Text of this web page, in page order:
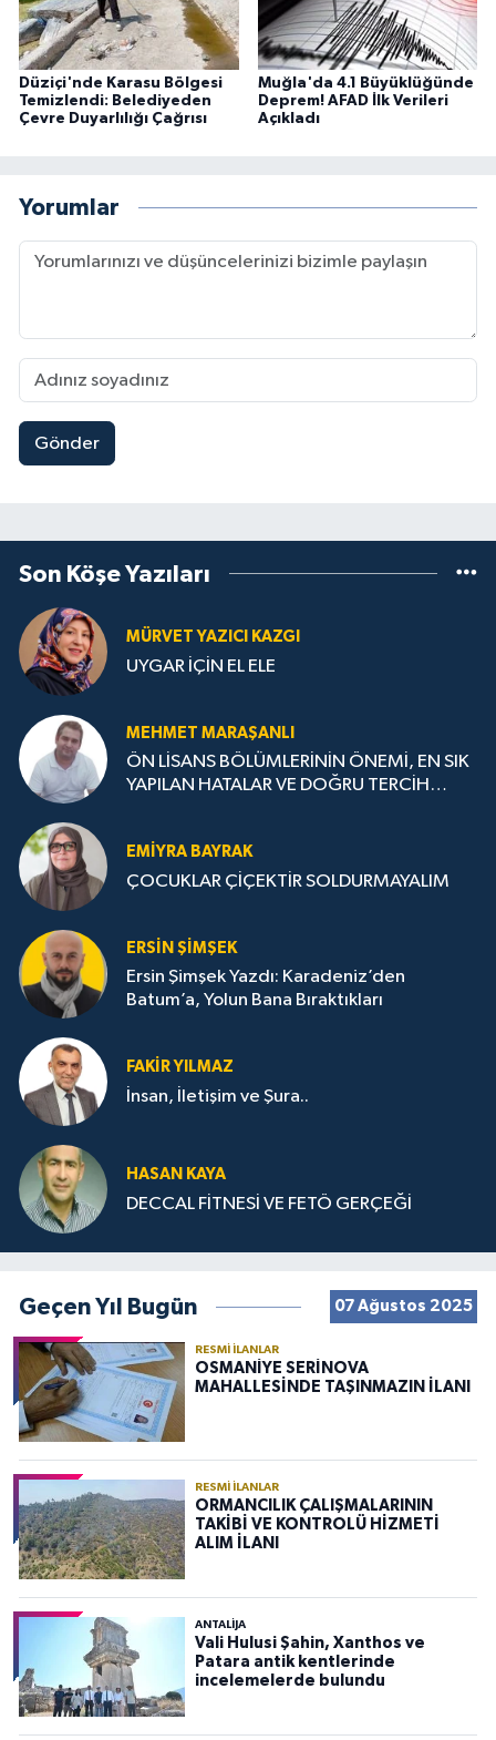
Düziçi'nde Karasu Bölgesi
Temizlendi: Belediyeden
Çevre Duyarlılığı Çağrısı
Muğla'da 4.1 Büyüklüğünde
Deprem! AFAD İlk Verileri
Açıkladı
Yorumlar
Gönder
Son Köşe Yazıları
MÜRVET YAZICI KAZGI
UYGAR İÇİN EL ELE
MEHMET MARAŞANLI
ÖN LİSANS BÖLÜMLERİNİN ÖNEMİ, EN SIK
YAPILAN HATALAR VE DOĞRU TERCİH
EMIYRA BAYRAK
ÇOCUKLAR ÇİÇEKTİR SOLDURMAYALIM
ERSIN ŞIMŞEK
Ersin Şimşek Yazdı: Karadeniz’den
Batum’a, Yolun Bana Bıraktıkları
FAKIR YILMAZ
İnsan, İletişim ve Şura..
HASAN KAYA
DECCAL FİTNESİ VE FETÖ GERÇEĞİ
Geçen Yıl Bugün 07 Ağustos 2025
RESMI İLANLAR
OSMANİYE SERİNOVA
MAHALLESİNDE TAŞINMAZIN İLANI
RESMI İLANLAR
ORMANCILIK ÇALIŞMALARININ
TAKİBİ VE KONTROLÜ HİZMETİ
ALIM İLANI
ANTALIJA
Vali Hulusi Şahin, Xanthos ve
Patara antik kentlerinde
incelemelerde bulundu